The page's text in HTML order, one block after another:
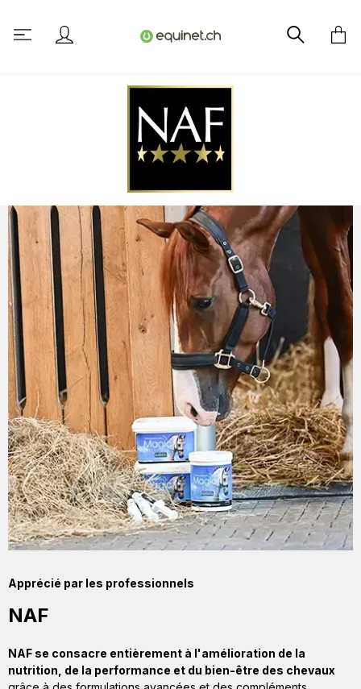
Apprécié par les professionnels
NAF
NAF se consacre entièrement à l'amélioration de la
nutrition, de la performance et du bien-être des chevaux